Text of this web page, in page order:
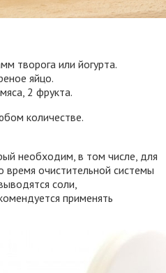
творога или йогурта.
яйцо.
2 фрукта.
количестве.
необходим, в том числе, для
очистительной системы
соли,
применять